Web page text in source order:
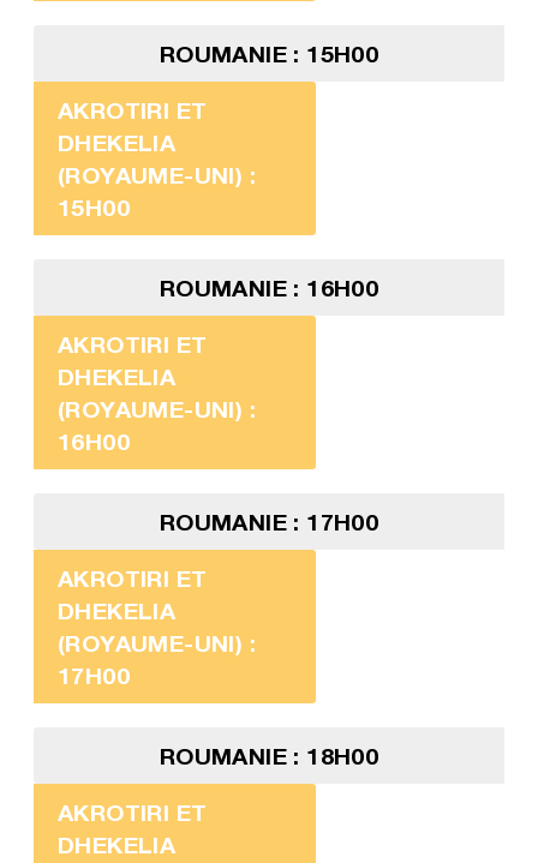
ROUMANIE : 15H00
AKROTIRI ET
DHEKELIA
(ROYAUME-UNI) :
15H00
ROUMANIE : 16H00
AKROTIRI ET
DHEKELIA
(ROYAUME-UNI) :
16H00
ROUMANIE : 17H00
AKROTIRI ET
DHEKELIA
(ROYAUME-UNI) :
17H00
ROUMANIE : 18H00
AKROTIRI ET
DHEKELIA